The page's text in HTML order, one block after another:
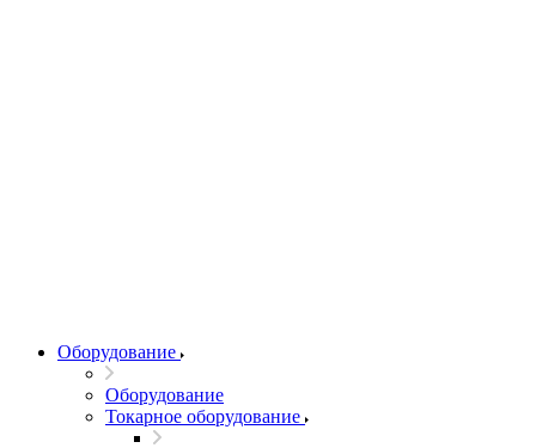
Оборудование
Оборудование
Токарное оборудование